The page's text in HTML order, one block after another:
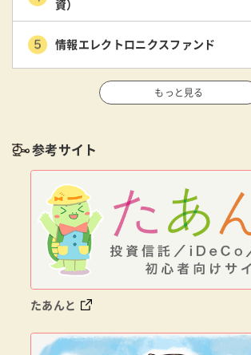
資）
情報エレクトロニクスファンド
もっと見る
参考サイト
たあんと